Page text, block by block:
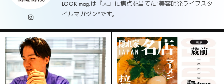
ピークアブ
ーウェブマ
ガジン ）
LOOK mag.は『人』に焦点を当てた”美容師発ライフスタ
イルマガジン”です。